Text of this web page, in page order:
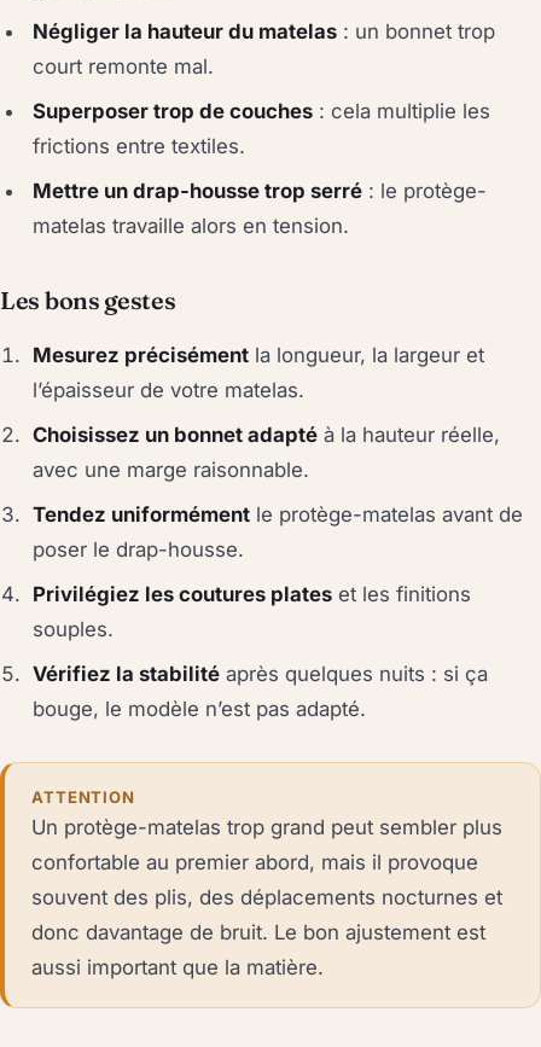
Négliger la hauteur du matelas : un bonnet trop
court remonte mal.
Superposer trop de couches : cela multiplie les
frictions entre textiles.
Mettre un drap-housse trop serré : le protège-
matelas travaille alors en tension.
Les bons gestes
Mesurez précisément la longueur, la largeur et
l’épaisseur de votre matelas.
Choisissez un bonnet adapté à la hauteur réelle,
avec une marge raisonnable.
Tendez uniformément le protège-matelas avant de
poser le drap-housse.
Privilégiez les coutures plates et les finitions
souples.
Vérifiez la stabilité après quelques nuits : si ça
bouge, le modèle n’est pas adapté.
ATTENTION
Un protège-matelas trop grand peut sembler plus
confortable au premier abord, mais il provoque
souvent des plis, des déplacements nocturnes et
donc davantage de bruit. Le bon ajustement est
aussi important que la matière.